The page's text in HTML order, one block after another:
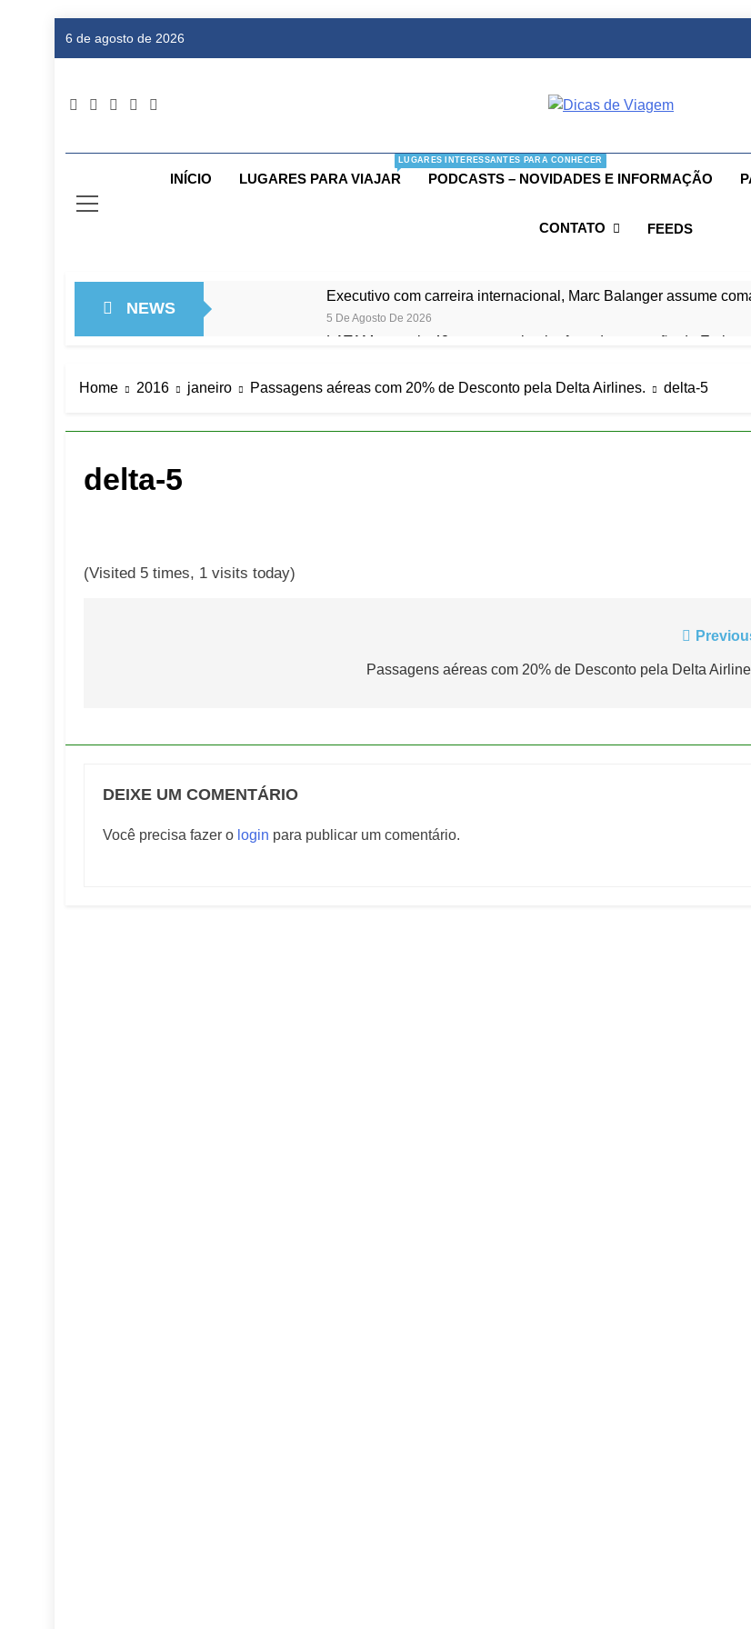
6 de agosto de 2026
INÍCIO LUGARES PARA VIAJAR
LUGARES INTERESSANTES PARA CONHECER
PODCASTS – NOVIDADES E INFORMAÇÃO
CONTATO FEEDS
NEWS
Executivo com carreira internacional, Marc Balanger assume
5 De Agosto De 2026
LATAM anuncia 42 rotas na primeira fase de operação do
Azul retoma voos diretos entre Porto Alegre e Montevidéu em
Turismo na Serra Catarinense: Região do Salto Caveiras atrai
Home 2016 janeiro Passagens aéreas com 20% de Desconto pela Delta Airlines. delta-5
delta-5
(Visited 5 times, 1 visits today)
Passagens aéreas com 20% de Desconto pela Delta
DEIXE UM COMENTÁRIO
Você precisa fazer o login para publicar um comentário.